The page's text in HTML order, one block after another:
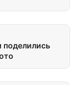
поделились